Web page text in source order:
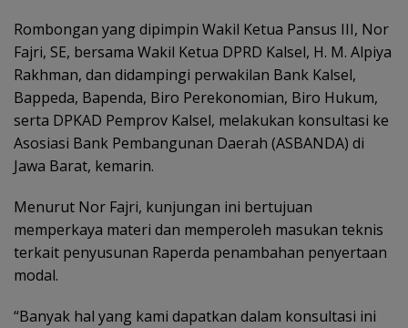
Rombongan yang dipimpin Wakil Ketua Pansus III, Nor
Fajri, SE, bersama Wakil Ketua DPRD Kalsel, H. M. Alpiya
Rakhman, dan didampingi perwakilan Bank Kalsel,
Bappeda, Bapenda, Biro Perekonomian, Biro Hukum,
serta DPKAD Pemprov Kalsel, melakukan konsultasi ke
Asosiasi Bank Pembangunan Daerah (ASBANDA) di
Jawa Barat, kemarin.
Menurut Nor Fajri, kunjungan ini bertujuan
memperkaya materi dan memperoleh masukan teknis
terkait penyusunan Raperda penambahan penyertaan
modal.
“Banyak hal yang kami dapatkan dalam konsultasi ini